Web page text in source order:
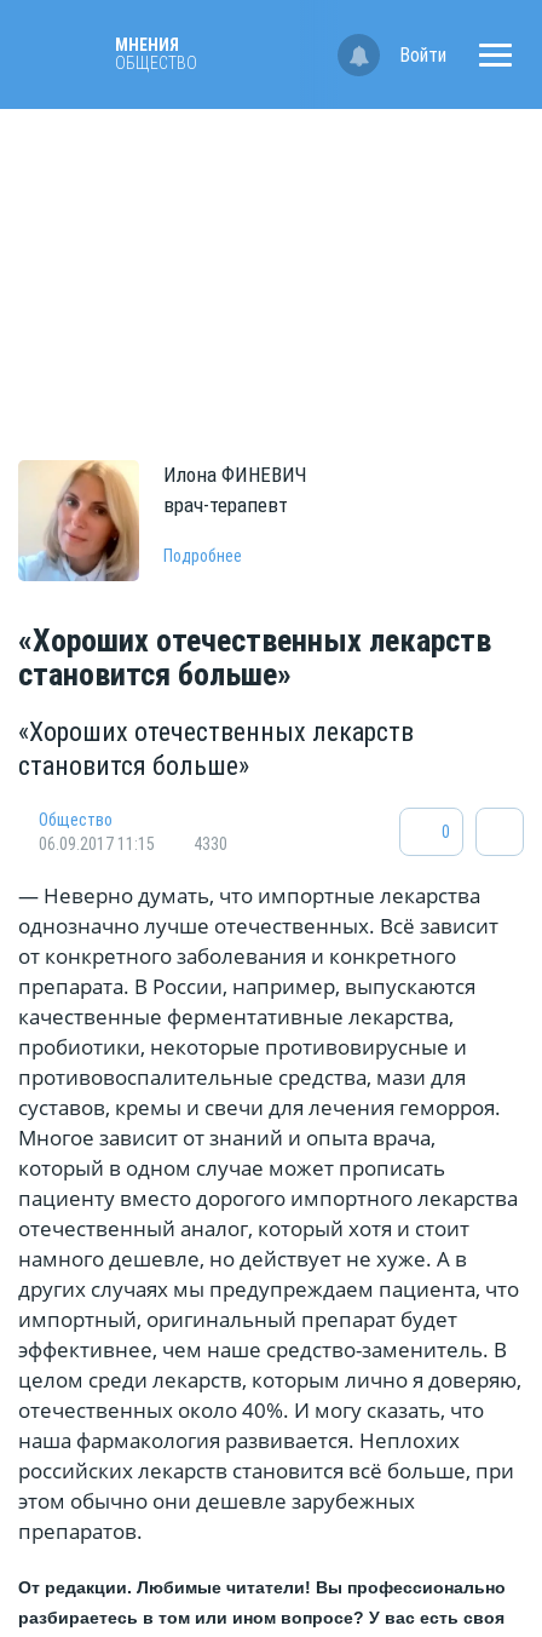
МНЕНИЯ
ОБЩЕСТВО
Войти
Илона ФИНЕВИЧ
врач-терапевт
Подробнее
«Хороших отечественных лекарств
становится больше»
«Хороших отечественных лекарств
становится больше»
Общество
06.09.2017 11:15
4330
0
— Неверно думать, что импортные лекарства
однозначно лучше отечественных. Всё зависит
от конкретного заболевания и конкретного
препарата. В России, например, выпускаются
качественные ферментативные лекарства,
пробиотики, некоторые противовирусные и
противовоспалительные средства, мази для
суставов, кремы и свечи для лечения геморроя.
Многое зависит от знаний и опыта врача,
который в одном случае может прописать
пациенту вместо дорогого импортного лекарства
отечественный аналог, который хотя и стоит
намного дешевле, но действует не хуже. А в
других случаях мы предупреждаем пациента, что
импортный, оригинальный препарат будет
эффективнее, чем наше средство-заменитель. В
целом среди лекарств, которым лично я доверяю,
отечественных около 40%. И могу сказать, что
наша фармакология развивается. Неплохих
российских лекарств становится всё больше, при
этом обычно они дешевле зарубежных
препаратов.
От редакции. Любимые читатели! Вы профессионально
разбираетесь в том или ином вопросе? У вас есть своя